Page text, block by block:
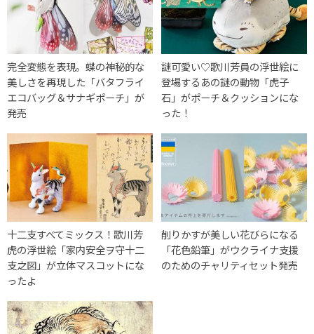
完全変態を表現。蝶の神秘的な
美しさを再現した「バタフライ
エコバッグ＆サナギポーチ」が
発売
謎可愛い♡歌川芳員の浮世絵に
登場するあの謎の動物「虎子
石」がポーチ＆クッションにな
った！
十二支すべてミックス！歌川芳
虎の浮世絵「家内安全ヲ守十二
支之図」が立体マスコットにな
ったよ
削りかすが美しい花びらになる
「花色鉛筆」がウクライナ支援
のためのチャリティセット発売